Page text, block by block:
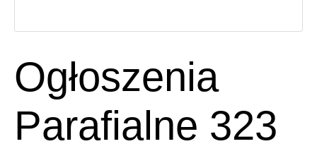
Ogłoszenia
Parafialne 323